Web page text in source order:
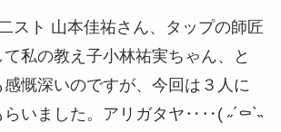
スト 山本佳祐さん、タップの師匠
私の教え子小林祐実ちゃん、と
慨深いのですが、今回は３人に
らいました。アリガタヤ‥‥( ˶´⚰︎`˵